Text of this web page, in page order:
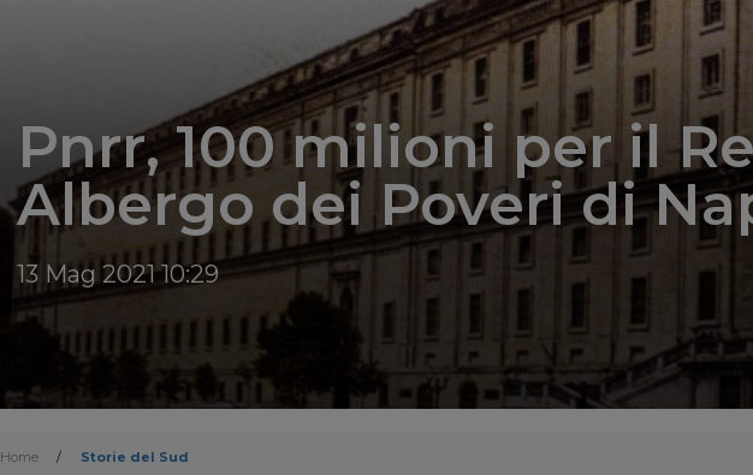
Pnrr, 100 milioni per il
Albergo dei Poveri di
13 Mag 2021 10:29
Home / Storie del Sud